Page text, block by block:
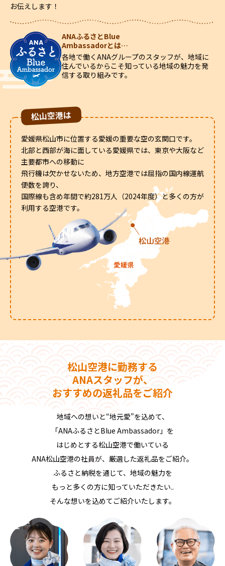
お伝えします！
ANAふるさとBlue
Ambassadorとは…
各地で働くANAグループのスタッフが、地域に
住んでいるからこそ知っている地域の魅力を発
信する取り組みです。
松山空港は
愛媛県松山市に位置する愛媛の重要な空の玄関口です。
北部と西部が海に面している愛媛県では、東京や大阪など
主要都市への移動に
飛行機は欠かせないため、地方空港では屈指の国内線運航
便数を誇り、
国際線も含め年間で約281万人（2024年度）と多くの方が
利用する空港です。
松山空港に勤務する
ANAスタッフが、
おすすめの返礼品をご紹介
地域への想いと“地元愛”を込めて、
「ANAふるさとBlue Ambassador」を
はじめとする松山空港で働いている
ANA松山空港の社員が、厳選した返礼品をご紹介。
ふるさと納税を通じて、地域の魅力を
もっと多くの方に知っていただきたい..
そんな想いを込めてご紹介いたします。